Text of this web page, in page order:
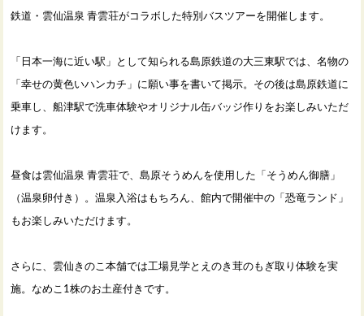
鉄道・雲仙温泉 青雲荘がコラボした特別バスツアーを開催します。
「日本一海に近い駅」として知られる島原鉄道の大三東駅では、名物の
「幸せの黄色いハンカチ」に願い事を書いて掲示。その後は島原鉄道に
乗車し、船津駅で洗車体験やオリジナル缶バッジ作りをお楽しみいただ
けます。
昼食は雲仙温泉 青雲荘で、島原そうめんを使用した「そうめん御膳」
（温泉卵付き）。温泉入浴はもちろん、館内で開催中の「恐竜ランド」
もお楽しみいただけます。
さらに、雲仙きのこ本舗では工場見学とえのき茸のもぎ取り体験を実
施。なめこ1株のお土産付きです。